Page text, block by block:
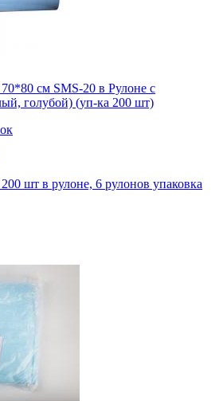
см SMS-20 в Рулоне с
голубой) (уп-ка 200 шт)
200 шт в рулоне, 6 рулонов упаковка